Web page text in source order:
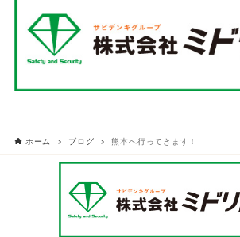
ホーム ブログ 熊本へ行ってきます！